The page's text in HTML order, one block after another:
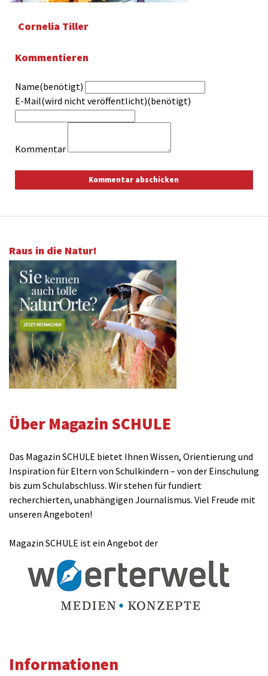
Cornelia Tiller
Kommentieren
Name(benötigt)
E-Mail(wird nicht veröffentlicht)(benötigt)
Kommentar
Raus in die Natur!
Über Magazin SCHULE
Das Magazin SCHULE bietet Ihnen Wissen, Orientierung und
Inspiration für Eltern von Schulkindern – von der Einschulung
bis zum Schulabschluss. Wir stehen für fundiert
recherchierten, unabhängigen Journalismus. Viel Freude mit
unseren Angeboten!
Magazin SCHULE ist ein Angebot der
Informationen